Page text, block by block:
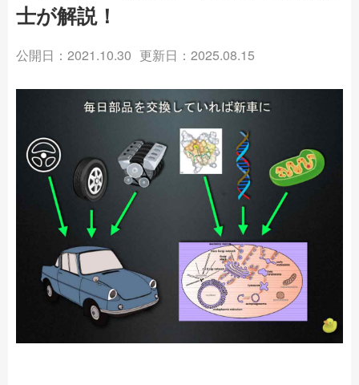
士が解説！
公開日：2021.10.30 更新日：2025.08.15